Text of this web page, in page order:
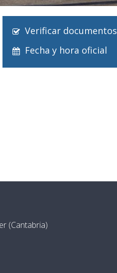
Verificar documentos
Fecha y hora oficial
(Cantabria)